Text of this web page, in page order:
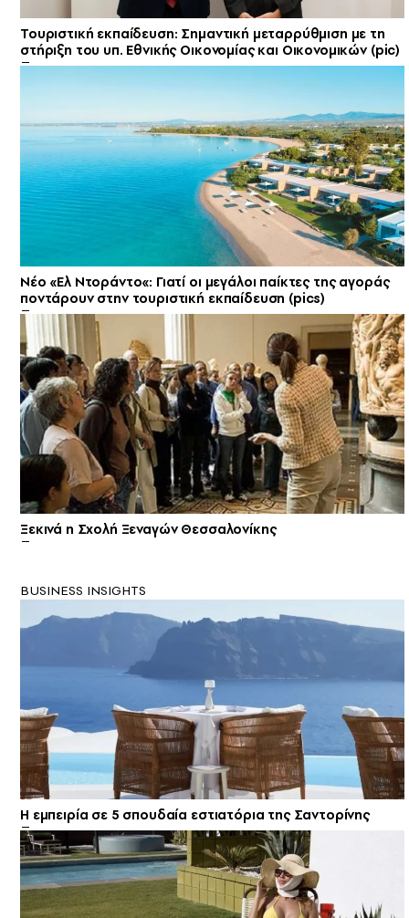
Τουριστική εκπαίδευση: Σημαντική μεταρρύθμιση με τη
στήριξη του υπ. Εθνικής Οικονομίας και Οικονομικών (pic)
Νέο «Ελ Ντοράντο«: Γιατί οι μεγάλοι παίκτες της αγοράς
ποντάρουν στην τουριστική εκπαίδευση (pics)
Ξεκινά η Σχολή Ξεναγών Θεσσαλονίκης
BUSINESS INSIGHTS
Η εμπειρία σε 5 σπουδαία εστιατόρια της Σαντορίνης